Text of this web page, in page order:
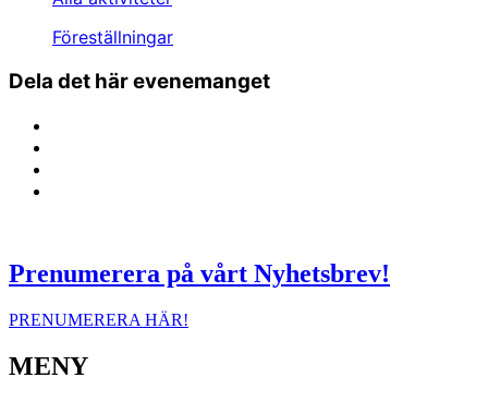
Föreställningar
Dela det här evenemanget
Prenumerera på vårt Nyhetsbrev!
PRENUMERERA HÄR!
MENY